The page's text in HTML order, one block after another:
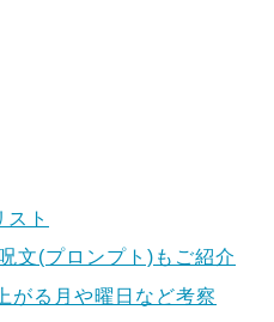
ト
文(プロンプト)もご紹介
がる月や曜日など考察